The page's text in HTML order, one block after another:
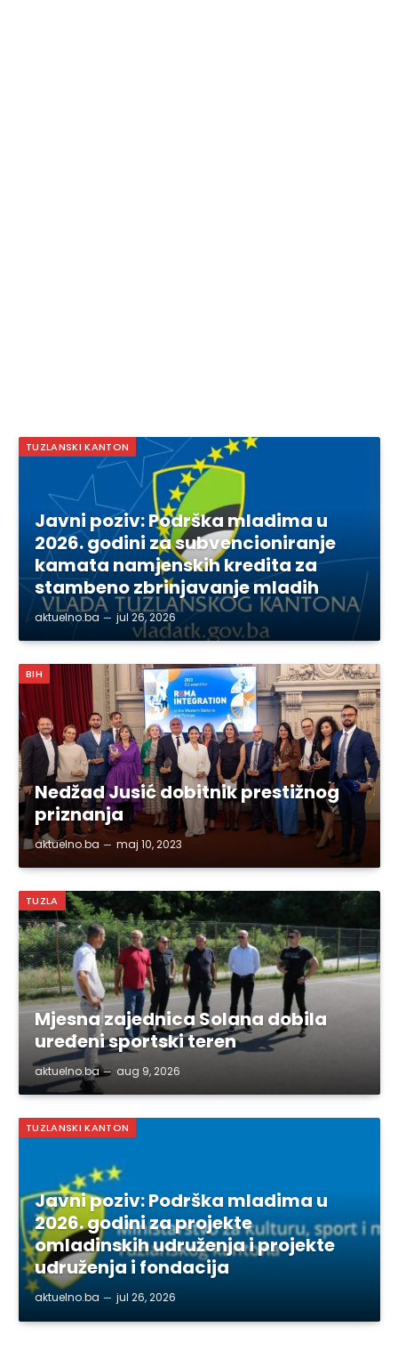
TUZLANSKI KANTON
Javni poziv: Podrška mladima u
2026. godini za subvencioniranje
kamata namjenskih kredita za
stambeno zbrinjavanje mladih
aktuelno.ba jul 26, 2026
BIH
Nedžad Jusić dobitnik prestižnog
priznanja
aktuelno.ba maj 10, 2023
TUZLA
Mjesna zajednica Solana dobila
uređeni sportski teren
aktuelno.ba aug 9, 2026
TUZLANSKI KANTON
Javni poziv: Podrška mladima u
2026. godini za projekte
omladinskih udruženja i projekte
udruženja i fondacija
aktuelno.ba jul 26, 2026